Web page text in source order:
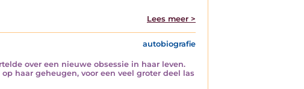
Lees meer >
autobiografie
over een nieuwe obsessie in haar leven.
haar geheugen, voor een veel groter deel las